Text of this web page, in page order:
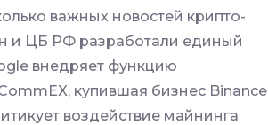
важных новостей крипто-
и ЦБ РФ разработали единый
внедряет функцию
купившая бизнес Binance
воздействие майнинга